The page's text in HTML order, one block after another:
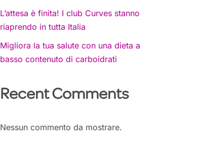
L’attesa è finita! I club Curves stanno
riaprendo in tutta Italia
Migliora la tua salute con una dieta a
basso contenuto di carboidrati
Recent Comments
Nessun commento da mostrare.